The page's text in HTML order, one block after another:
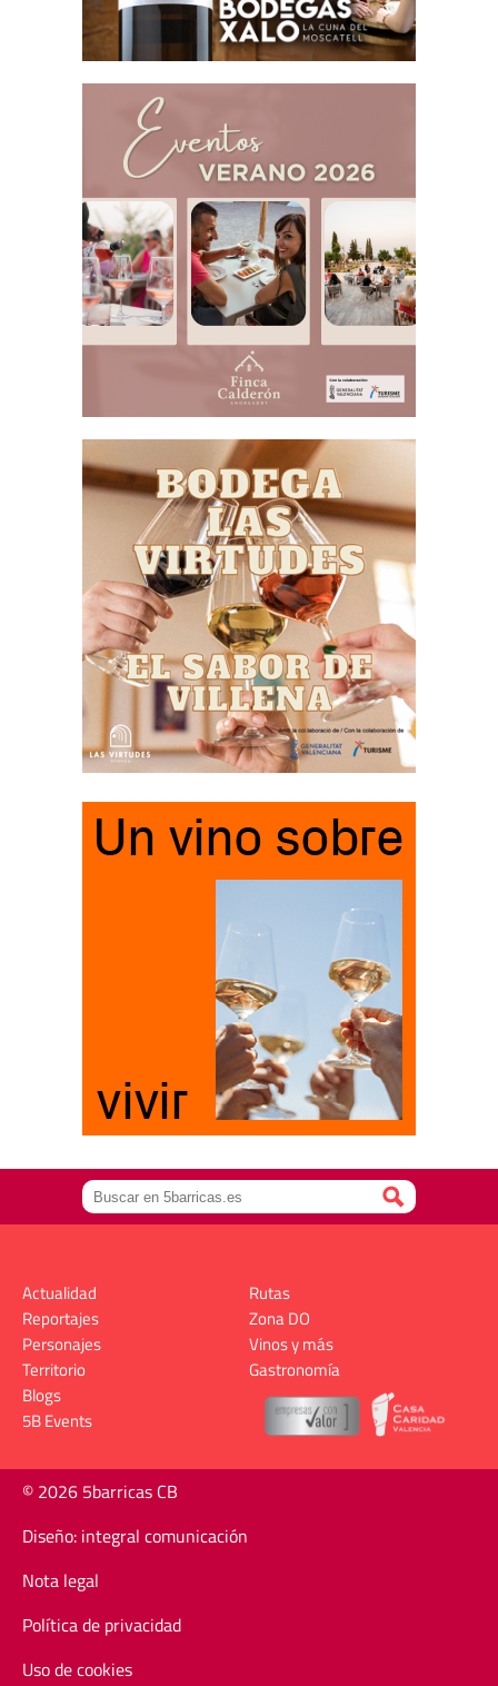
Actualidad
Reportajes
Personajes
Territorio
Rutas
Zona DO
Vinos y más
Gastronomía
Blogs
5B Events
© 2026 5barricas CB
Diseño: integral comunicación
Nota legal
Política de privacidad
Uso de cookies